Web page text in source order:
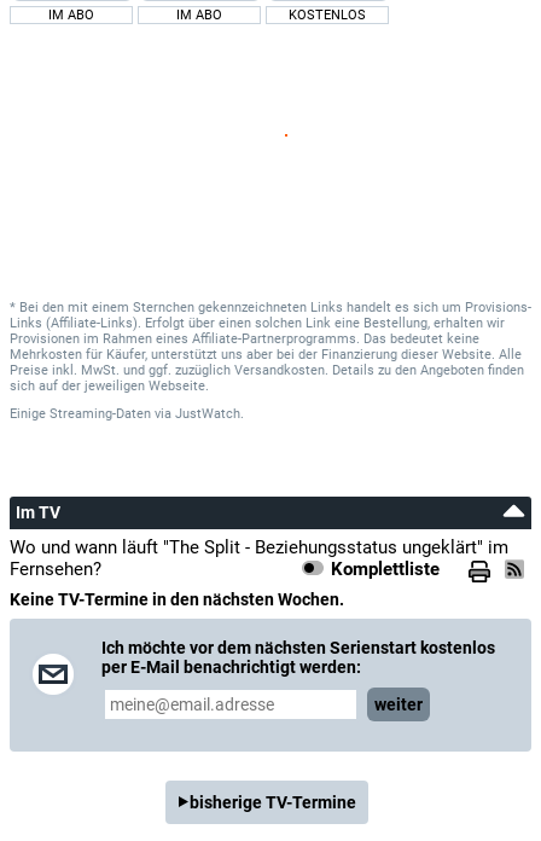
IM ABO IM ABO KOSTENLOS
* Bei den mit einem Sternchen gekennzeichneten Links handelt es sich um Provisions-
Links (Affiliate-Links). Erfolgt über einen solchen Link eine Bestellung, erhalten wir
Provisionen im Rahmen eines Affiliate-Partnerprogramms. Das bedeutet keine
Mehrkosten für Käufer, unterstützt uns aber bei der Finanzierung dieser Website. Alle
Preise inkl. MwSt. und ggf. zuzüglich Versandkosten. Details zu den Angeboten finden
sich auf der jeweiligen Webseite.
Einige Streaming-Daten via JustWatch.
Im TV
Wo und wann läuft "The Split - Beziehungsstatus ungeklärt" im
Fernsehen?
Komplettliste
Keine TV-Termine in den nächsten Wochen.
Ich möchte vor dem nächsten Serienstart kostenlos
per E-Mail benachrichtigt werden:
weiter
bisherige TV-Termine